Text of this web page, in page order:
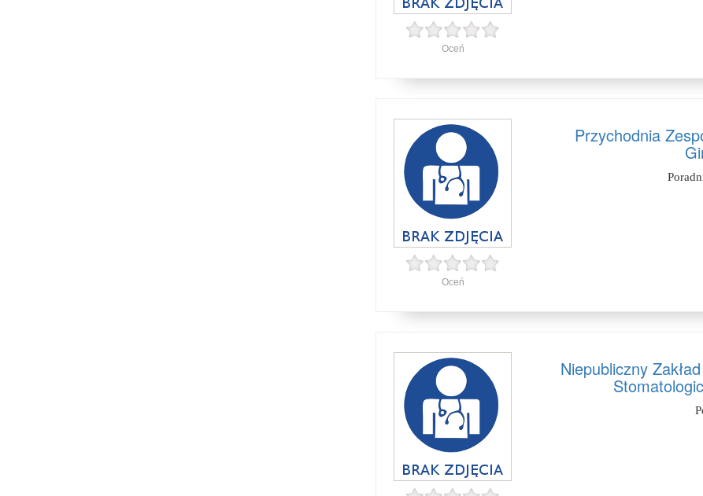
Oceń
Oceń
Przychodnia
Niepubliczny